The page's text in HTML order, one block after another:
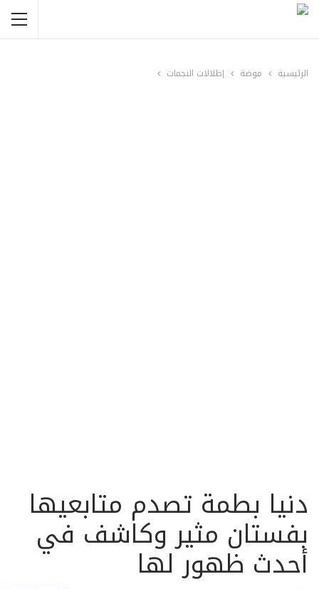
الرئيسية موضة إطلالات النجمات
دنيا بطمة تصدم متابعيها
بفستان مثير وكاشف في
أحدث ظهور لها